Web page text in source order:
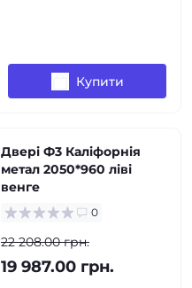
Купити
Двері Ф3 Каліфорнія
метал 2050*960 ліві
венге
0
22 208.00 грн.
19 987.00 грн.